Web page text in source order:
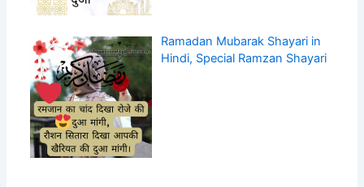
Ramadan Mubarak Shayari in
Hindi, Special Ramzan Shayari